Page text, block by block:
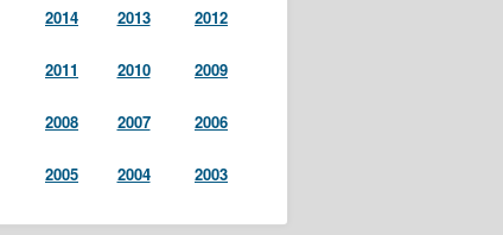
2014 2013 2012
2011 2010 2009
2008 2007 2006
2005 2004 2003